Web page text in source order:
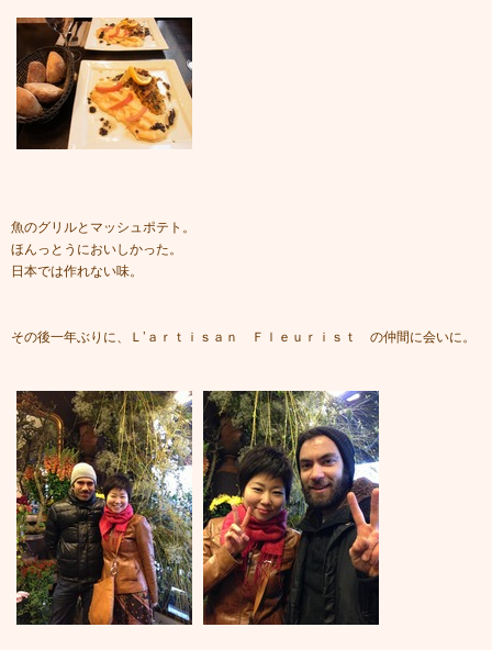
魚のグリルとマッシュポテト。
ほんっとうにおいしかった。
日本では作れない味。
その後一年ぶりに、Ｌ’ａｒｔｉｓａｎ Ｆｌｅｕｒｉｓｔ の仲間に会いに。